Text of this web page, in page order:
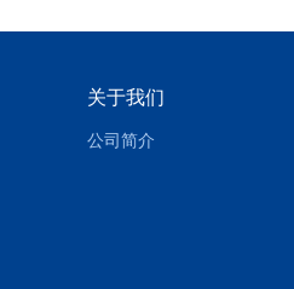
关于我们
公司简介